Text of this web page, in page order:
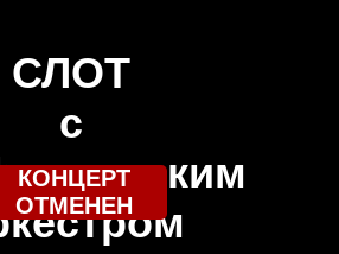
СЛОТ
с
КОНЦЕРТ
ОТМЕНЕН
О
аккредитация